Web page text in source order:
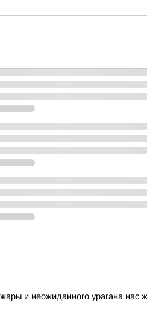
и неожиданного урагана